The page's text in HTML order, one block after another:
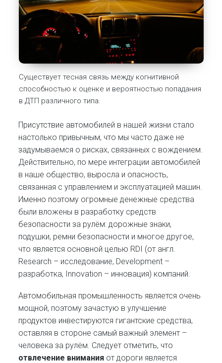
Существует тесная связь между когнитивной
способностью к оценке и вероятностью попадания
в ДТП различного типа.
Присутствие автомобилей в нашей жизни стало
настолько привычным, что мы часто даже не
задумываемся о рисках, связанных с вождением.
Действительно, по мере интеграции автомобилей
в наше общество, выросла и опасность,
связанная с управлением и эксплуатацией машин.
Именно поэтому огромные денежные средства
были вложены в разработку средств
безопасности за рулём: дорожные знаки,
подушки, ремни безопасности и многое другое,
что является основной целью RDI (от англ.
Research – исследование, Development –
разработка, Innovation – инновация) компаний.
Автомобильная промышленность является очень
мощной, поэтому зачастую в улучшение
продуктов инвестируются гигантские средства,
оставляя в стороне самый важный элемент –
человека за рулём. Следует отметить, что
отвлечение внимания от дороги является